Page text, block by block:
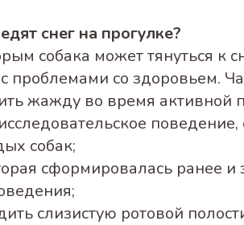
снег на прогулке?
собака может тянуться к
проблемами со здоровьем.
жажду во время активной
собак;
сформировалась ранее и
слизистую ротовой